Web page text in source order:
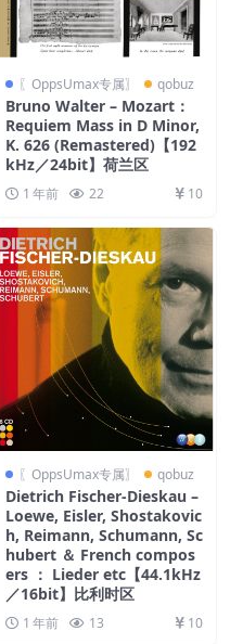
〖OppsUmax专属〗 qobuz
Bruno Walter – Mozart：
Requiem Mass in D Minor,
K. 626 (Remastered)【192
kHz／24bit】荷兰区
1 年前 22 10
〖OppsUmax专属〗 qobuz
Dietrich Fischer-Dieskau –
Loewe, Eisler, Shostakovic
h, Reimann, Schumann, Sc
hubert ＆ French compos
ers ： Lieder etc【44.1kHz
／16bit】比利时区
1 年前 13 10